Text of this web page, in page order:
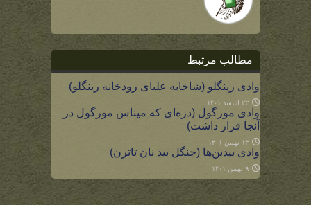
مطالب مرتبط
وادی رینگلو (شاخابه علیای رودخانه رینگلو)
۲۳ اسفند ۱۴۰۱
وادی مورگول (دره‌ای که میناس مورگول در
آنجا قرار داشت)
۱۳ بهمن ۱۴۰۱
وادی بیدبن‌ها (جنگل بید نان تاترن)
۹ بهمن ۱۴۰۱